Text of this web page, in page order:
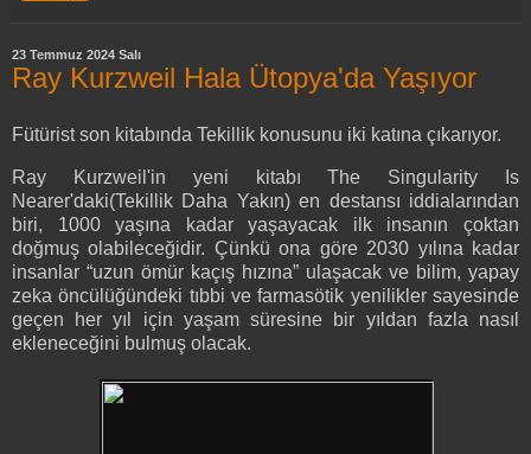
23 Temmuz 2024 Salı
Ray Kurzweil Hala Ütopya'da Yaşıyor
Fütürist son kitabında Tekillik konusunu iki katına çıkarıyor.
Ray Kurzweil'in yeni kitabı The Singularity Is
Nearer'daki(Tekillik Daha Yakın) en destansı iddialarından
biri, 1000 yaşına kadar yaşayacak ilk insanın çoktan
doğmuş olabileceğidir. Çünkü ona göre 2030 yılına kadar
insanlar “uzun ömür kaçış hızına” ulaşacak ve bilim, yapay
zeka öncülüğündeki tıbbi ve farmasötik yenilikler sayesinde
geçen her yıl için yaşam süresine bir yıldan fazla nasıl
ekleneceğini bulmuş olacak.